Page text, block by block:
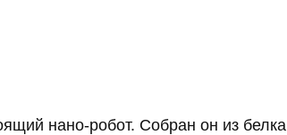
нано-робот. Собран он из белка